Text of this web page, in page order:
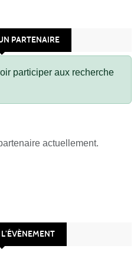
PARTENAIRE
participer aux recherche
actuellement.